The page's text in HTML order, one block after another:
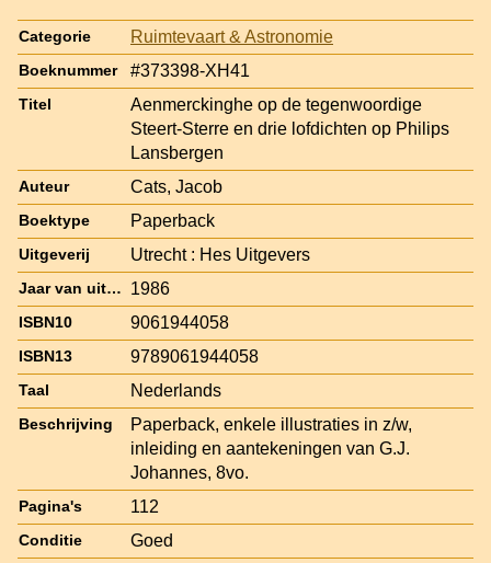
Categorie Ruimtevaart & Astronomie
Boeknummer #373398-XH41
Titel
Aenmerckinghe op de tegenwoordige
Steert-Sterre en drie lofdichten op Philips
Lansbergen
Auteur Cats, Jacob
Boektype Paperback
Uitgeverij Utrecht : Hes Uitgevers
Jaar van uitgave 1986
ISBN10 9061944058
ISBN13 9789061944058
Taal Nederlands
Beschrijving
Paperback, enkele illustraties in z/w,
inleiding en aantekeningen van G.J.
Johannes, 8vo.
Pagina's 112
Conditie Goed